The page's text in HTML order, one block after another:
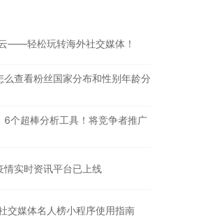
——轻松玩转海外社交媒体！
查看粉丝国家分布和性别年龄分
6个超棒分析工具！将竞争者推广
情实时资讯平台已上线
交媒体名人榜小程序使用指南